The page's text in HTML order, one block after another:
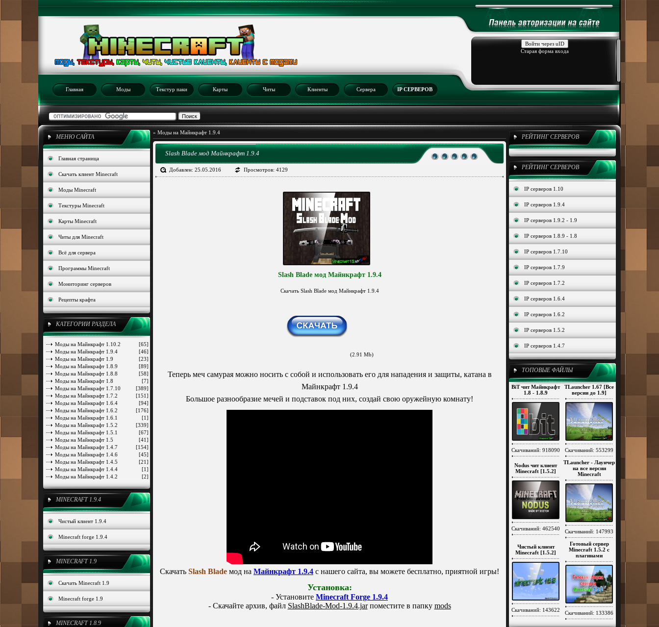
Войти через uID
Старая форма входа
Главная Моды Текстур паки Карты Читы Клиенты Сервера IP СЕРВЕРОВ
МЕНЮ САЙТА
Главная страница
Скачать клиент Minecraft
Моды Minecraft
Текстуры Minecraft
Карты Minecraft
Читы для Minecraft
Всё для сервера
Программы Minecraft
Мониторинг серверов
Рецепты крафта
КАТЕГОРИИ РАЗДЕЛА
[65]
Моды на Майнкрафт 1.10.2
[46]
Моды на Майнкрафт 1.9.4
[23]
Моды на Майнкрафт 1.9
[89]
Моды на Майнкрафт 1.8.9
[58]
Моды на Майнкрафт 1.8.8
[7]
Моды на Майнкрафт 1.8
[389]
Моды на Майнкрафт 1.7.10
[151]
Моды на Майнкрафт 1.7.2
[94]
Моды на Майнкрафт 1.6.4
[176]
Моды на Майнкрафт 1.6.2
[1]
Моды на Майнкрафт 1.6.1
[339]
Моды на Майнкрафт 1.5.2
[67]
Моды на Майнкрафт 1.5.1
[41]
Моды на Майнкрафт 1.5
[154]
Моды на Майнкрафт 1.4.7
[45]
Моды на Майнкрафт 1.4.6
[21]
Моды на Майнкрафт 1.4.5
[1]
Моды на Майнкрафт 1.4.4
[2]
Моды на Майнкрафт 1.4.2
MINECRAFT 1.9.4
Чистый клиент 1.9.4
Minecraft forge 1.9.4
MINECRAFT 1.9
Скачать Minecraft 1.9
Minecraft forge 1.9
MINECRAFT 1.8.9
РЕЙТИНГ СЕРВЕРОВ
РЕЙТИНГ СЕРВЕРОВ
IP серверов 1.10
IP серверов 1.9.4
IP серверов 1.9.2 - 1.9
IP серверов 1.8.9 - 1.8
IP серверов 1.7.10
IP серверов 1.7.9
IP серверов 1.7.2
IP серверов 1.6.4
IP серверов 1.6.2
IP серверов 1.5.2
IP серверов 1.4.7
ТОПОВЫЕ ФАЙЛЫ
BiT чит Майнкрафт
1.8 - 1.8.9
Скачиваний: 918090
TLauncher 1.67 [Все
версии до 1.9]
Скачиваний: 553299
Nodus чит клиент
Minecraft [1.5.2]
Скачиваний: 462540
TLauncher - Лаунчер
на все версии
Minecraft
Скачиваний: 147993
Чистый клиент
Minecraft [1.5.2]
Скачиваний: 143622
Готовый сервер
Minecraft 1.5.2 c
плагинами
Скачиваний: 133386
» Моды на Майнкрафт 1.9.4
Slash Blade мод Майнкрафт 1.9.4
Добавлен: 25.05.2016 Просмотров: 4129
Slash Blade мод Майнкрафт 1.9.4
Скачать Slash Blade мод Майнкрафт 1.9.4
(2.91 Mb)
Теперь меч самурая можно носить с собой и использовать его для нападения и защиты, катана в
Майнкрафт 1.9.4
Большое разнообразие мечей и подставок под них, создай свою оружейную комнату!
Скачать Slash Blade мод на Майнкрафт 1.9.4 с нашего сайта, вы можете бесплатно, приятной игры!
Установка:
- Установите Minecraft Forge 1.9.4
- Скачайте архив, файл SlashBlade-Mod-1.9.4.jarпоместите в папку mods